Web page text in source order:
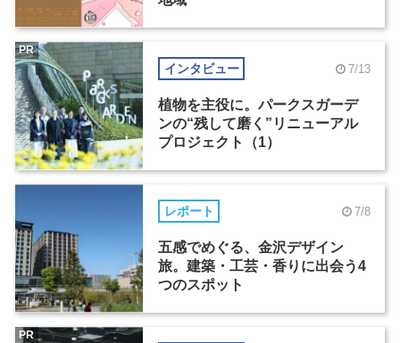
インタビュー 7/13
植物を主役に。パークスガーデ
ンの“残して磨く”リニューアル
プロジェクト（1）
PR
レポート 7/8
五感でめぐる、金沢デザイン
旅。建築・工芸・香りに出会う4
つのスポット
PR